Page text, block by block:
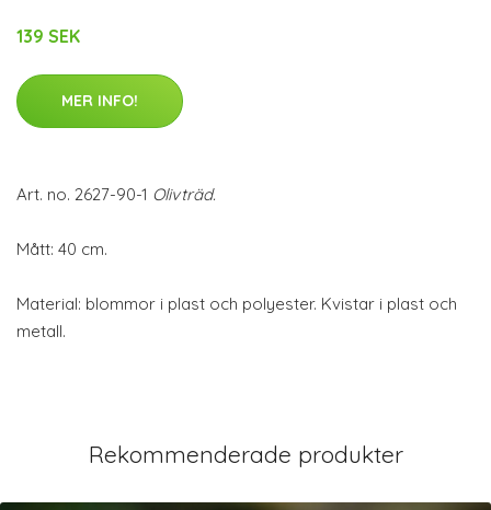
139 SEK
MER INFO!
Art. no. 2627-90-1 Olivträd.
Mått: 40 cm.
Material: blommor i plast och polyester. Kvistar i plast och
metall.
Rekommenderade produkter